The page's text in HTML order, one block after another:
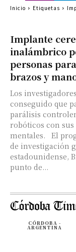
Implante
inalámbrico
personas
brazos y
Los
conseguido que
parálisis
robóticos con sus
mentales. El
de investigación
estadounidense,
punto de...
Inicio Etiquetas
CÓRDOBA -
ARGENTINA